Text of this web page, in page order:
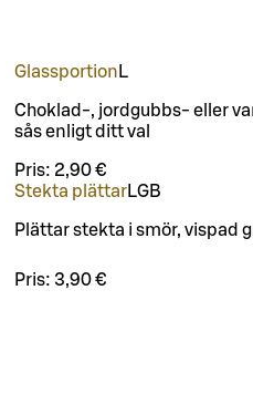
Glassportion L
Choklad-, jordgubbs- eller
sås enligt ditt val
Pris: 2,90 €
Stekta plättarLGB
Plättar stekta i smör, vispad
Pris: 3,90 €